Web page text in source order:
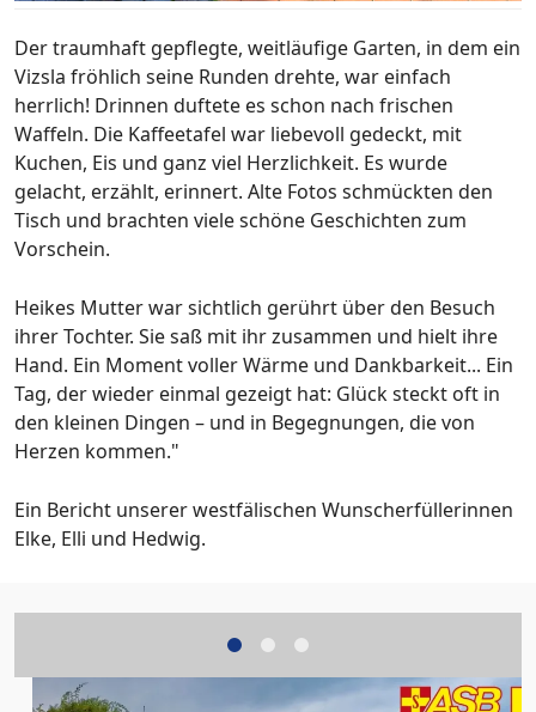
Der traumhaft gepflegte, weitläufige Garten, in dem ein
Vizsla fröhlich seine Runden drehte, war einfach
herrlich! Drinnen duftete es schon nach frischen
Waffeln. Die Kaffeetafel war liebevoll gedeckt, mit
Kuchen, Eis und ganz viel Herzlichkeit. Es wurde
gelacht, erzählt, erinnert. Alte Fotos schmückten den
Tisch und brachten viele schöne Geschichten zum
Vorschein.
Heikes Mutter war sichtlich gerührt über den Besuch
ihrer Tochter. Sie saß mit ihr zusammen und hielt ihre
Hand. Ein Moment voller Wärme und Dankbarkeit... Ein
Tag, der wieder einmal gezeigt hat: Glück steckt oft in
den kleinen Dingen – und in Begegnungen, die von
Herzen kommen."
Ein Bericht unserer westfälischen Wunscherfüllerinnen
Elke, Elli und Hedwig.